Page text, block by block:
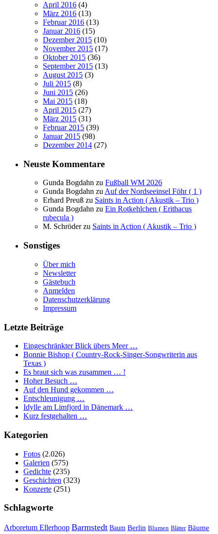
April 2016 (4)
März 2016 (13)
Februar 2016 (13)
Januar 2016 (15)
Dezember 2015 (10)
November 2015 (17)
Oktober 2015 (36)
September 2015 (13)
August 2015 (3)
Juli 2015 (8)
Juni 2015 (26)
Mai 2015 (18)
April 2015 (27)
März 2015 (31)
Februar 2015 (39)
Januar 2015 (98)
Dezember 2014 (27)
Neuste Kommentare
Gunda Bogdahn zu Fußball WM 2026
Gunda Bogdahn zu Auf der Nordseeinsel Föhr ( 1 )
Erhard Preuß zu Saints in Action ( Akustik – Trio )
Gunda Bogdahn zu Ein Rotkehlchen ( Erithacus
rubecula )
M. Schröderzu Saints in Action ( Akustik – Trio )
Sonstiges
Über mich
Newsletter
Gästebuch
Anmelden
Datenschutzerklärung
Impressum
Letzte Beiträge
Eingeschränkter Blick übers Meer …
Bonnie Bishop ( Country-Rock-Singer-Songwriterin aus
Texas )
Es braut sich was zusammen … !
Hoher Besuch …
Auf den Hund gekommen …
Entschleunigung …
Idylle am Limfjord in Dänemark …
Kurz festgehalten …
Kategorien
Fotos (2.026)
Galerien (575)
Gedichte (235)
Geschichten (323)
Konzerte (251)
Schlagworte
Arboretum Ellerhoop Barmstedt Baum Berlin Blumen Blätter Bäume